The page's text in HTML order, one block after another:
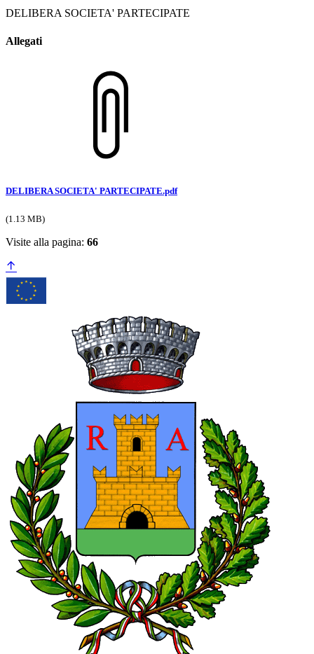
DELIBERA SOCIETA' PARTECIPATE
Allegati
DELIBERA SOCIETA' PARTECIPATE.pdf
(1.13 MB)
Visite alla pagina: 66